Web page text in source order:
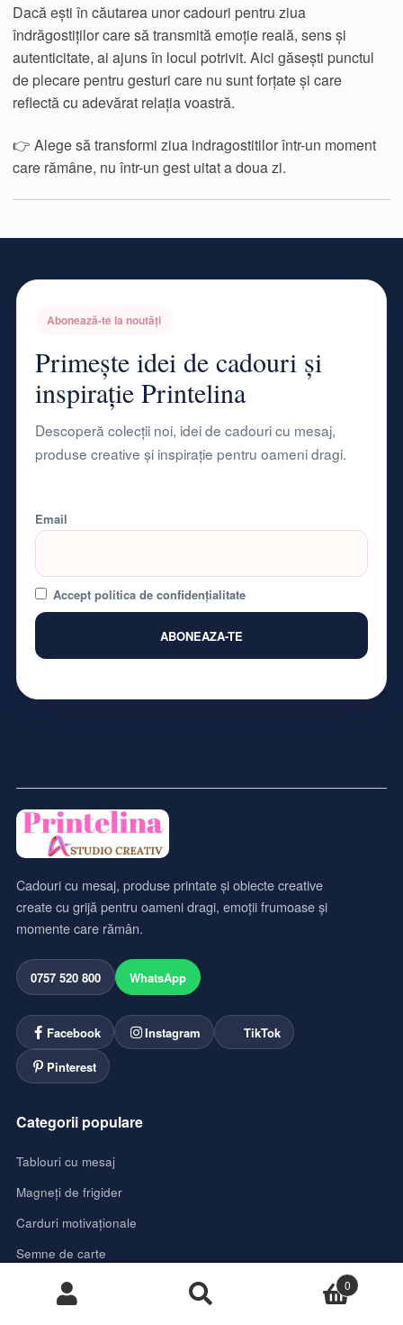
Dacă ești în căutarea unor cadouri pentru ziua
îndrăgostiților care să transmită emoție reală, sens și
autenticitate, ai ajuns în locul potrivit. Aici găsești punctul
de plecare pentru gesturi care nu sunt forțate și care
reflectă cu adevărat relația voastră.
👉 Alege să transformi ziua indragostitilor într-un moment
care rămâne, nu într-un gest uitat a doua zi.
Abonează-te la noutăți
Primește idei de cadouri și
inspirație Printelina
Descoperă colecții noi, idei de cadouri cu mesaj,
produse creative și inspirație pentru oameni dragi.
Email
Accept politica de confidențialitate
Cadouri cu mesaj, produse printate și obiecte creative
create cu grijă pentru oameni dragi, emoții frumoase și
momente care rămân.
0757 520 800 WhatsApp
Facebook Instagram
TikTok
Pinterest
Categorii populare
Tablouri cu mesaj
Magneți de frigider
Carduri motivaționale
Semne de carte
Calendare
0